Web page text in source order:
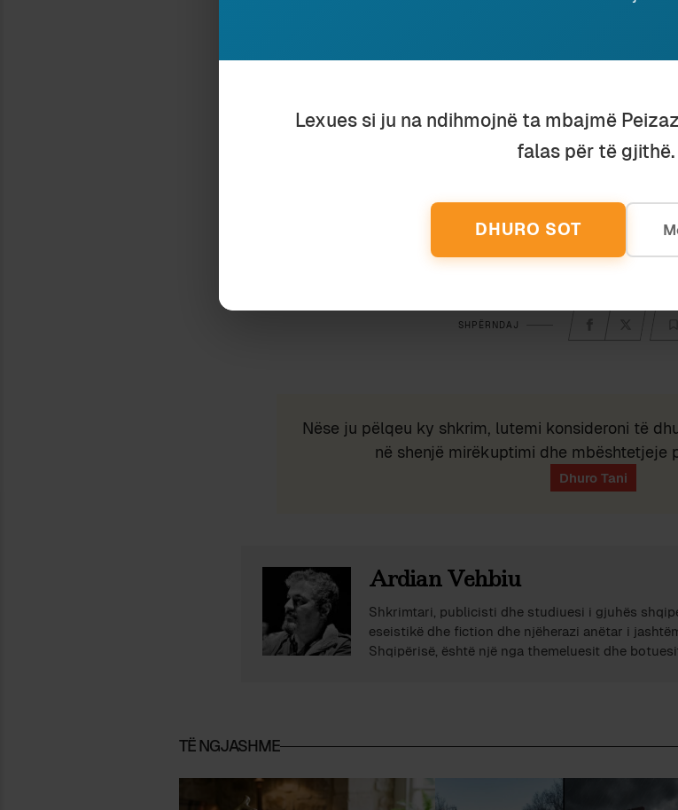
Subscribe to get the latest posts sent
SHPËRNDAJ
Nëse ju pëlqeu ky shkrim, lutemi konsideroni të
në shenjë mirëkuptimi dhe mbështetjeje
Ardian Vehbiu
Shkrimtari, publicisti dhe studiuesi i gjuhës
eseistikë dhe fiction dhe njëherazi anëtar i
Shqipërisë, është një nga themeluesit dhe
TË NGJASHME
Lexues si ju na ndihmojnë ta mbajmë
falas për të gjithë.
DHURO SOT